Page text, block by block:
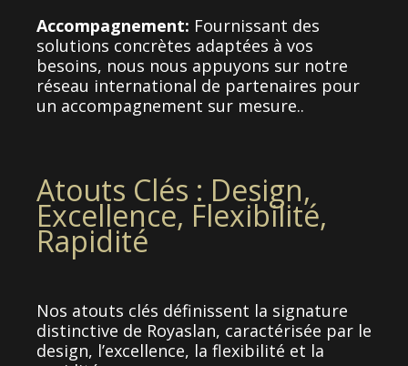
Accompagnement: Fournissant des
solutions concrètes adaptées à vos
besoins, nous nous appuyons sur notre
réseau international de partenaires pour
un accompagnement sur mesure..
Atouts Clés : Design,
Excellence, Flexibilité,
Rapidité
Nos atouts clés définissent la signature
distinctive de Royaslan, caractérisée par le
design, l’excellence, la flexibilité et la